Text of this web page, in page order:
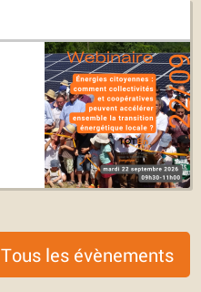
Tous les évènements